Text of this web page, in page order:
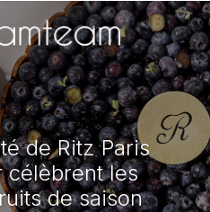
de Ritz Paris
célèbrent les
de saison